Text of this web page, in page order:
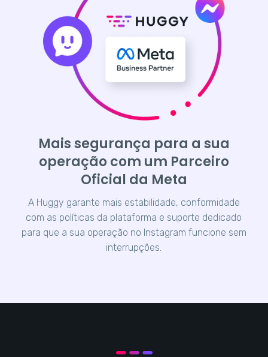
Mais segurança para a sua
operação com um Parceiro
Oficial da Meta
A Huggy garante mais estabilidade, conformidade
com as políticas da plataforma e suporte dedicado
para que a sua operação no Instagram funcione sem
interrupções.